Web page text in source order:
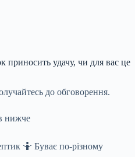
приносить удачу, чи для вас це
до обговорення.
нижче
🤷 Буває по-різному